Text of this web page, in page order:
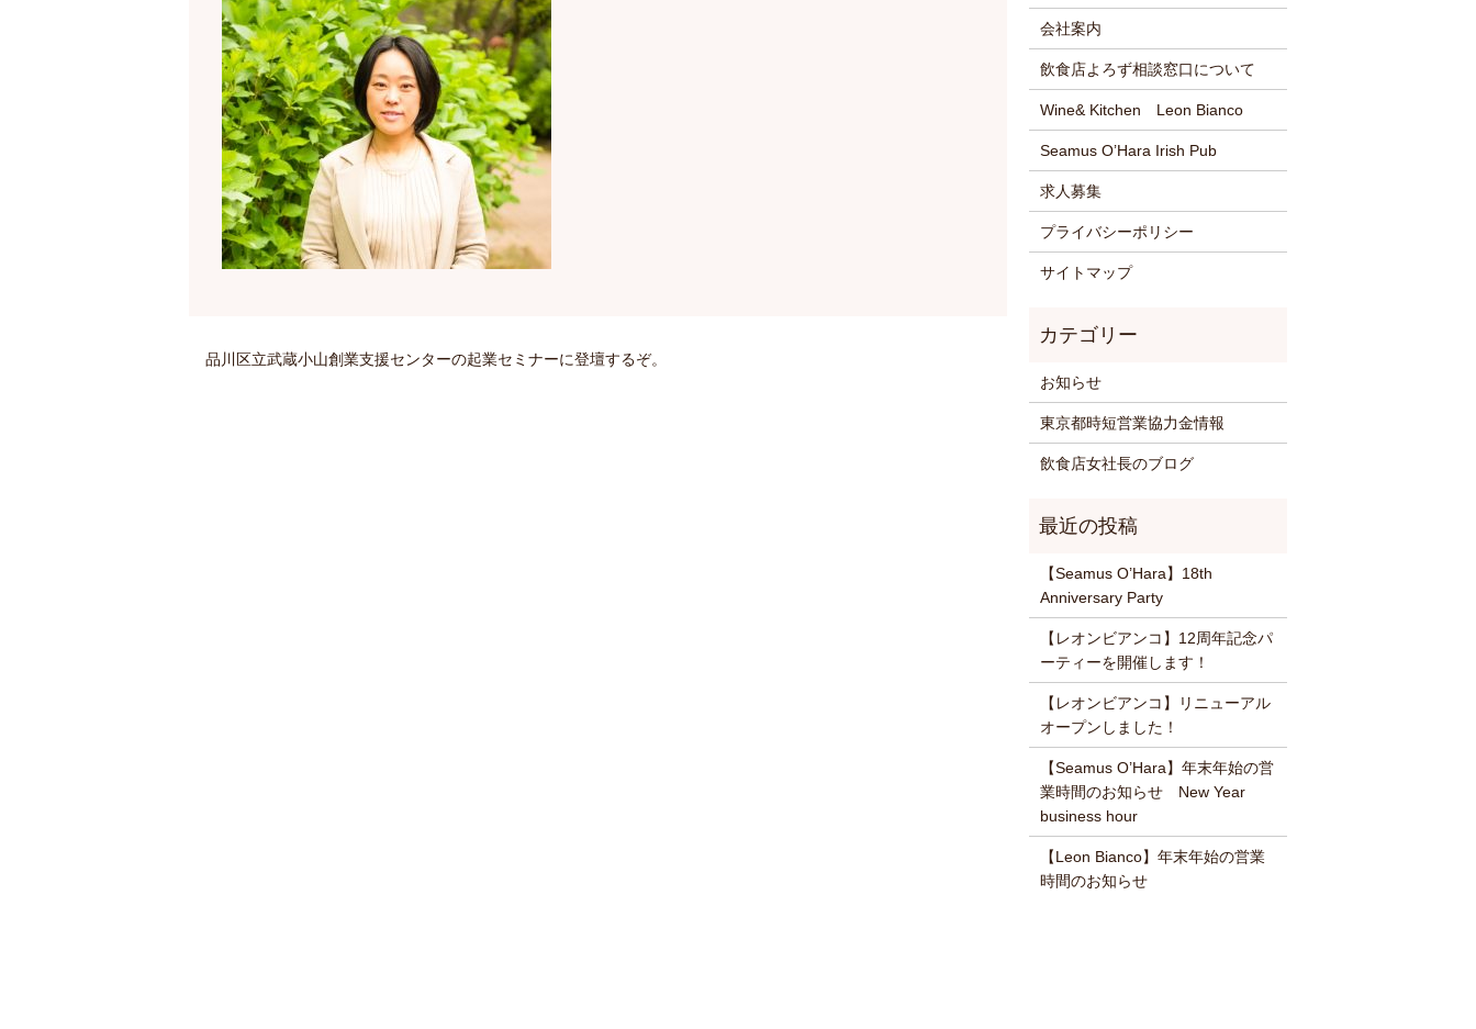
品川区立武蔵小山創業支援センターの起業セミナーに登壇するぞ。
会社案内
飲食店よろず相談窓口について
Wine& Kitchen Leon Bianco
Seamus O’Hara Irish Pub
求人募集
プライバシーポリシー
サイトマップ
お知らせ
東京都時短営業協力金情報
飲食店女社長のブログ
【Seamus O’Hara】18th
Anniversary Party
【レオンビアンコ】12周年記念パ
ーティーを開催します！
【レオンビアンコ】リニューアル
オープンしました！
【Seamus O’Hara】年末年始の営
業時間のお知らせ New Year
business hour
【Leon Bianco】年末年始の営業
時間のお知らせ